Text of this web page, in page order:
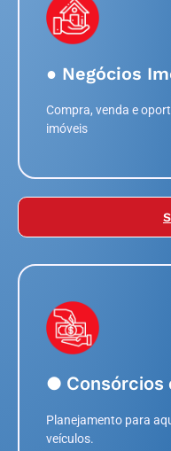
● Negócios
Compra, venda e
imóveis
● Consórcios
Planejamento para
veículos.